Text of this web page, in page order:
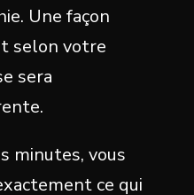
Une façon
selon votre
sera
minutes, vous
ce qui